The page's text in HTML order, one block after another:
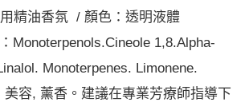
精油香氛 / 顏色：透明液體
Monoterpenols.Cineole 1,8.Alpha-
Monoterpenes. Limonene.
美容, 薰香。建議在專業芳療師指導下